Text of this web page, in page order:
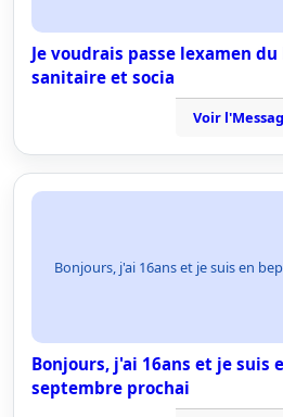
Je voudrais passe lexamen
sanitaire et socia
Voir
Bonjours, j'ai 16ans et je suis en
Bonjours, j'ai 16ans et je suis
septembre prochai